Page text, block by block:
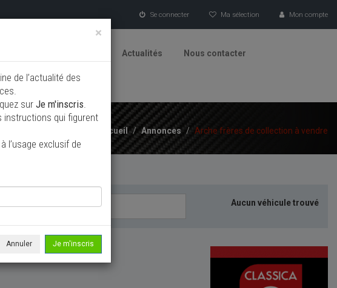
Se connecter Ma sélection Mon compte
Actualités Nous contacter
Accueil / Annonces / Arche frères de collection à vendre
Aucun véhicule trouvé
critères de recherche...
×
de l’actualité des
surJe m'inscris.
instructions qui figurent
l’usage exclusif de
Annuler Je m'inscris